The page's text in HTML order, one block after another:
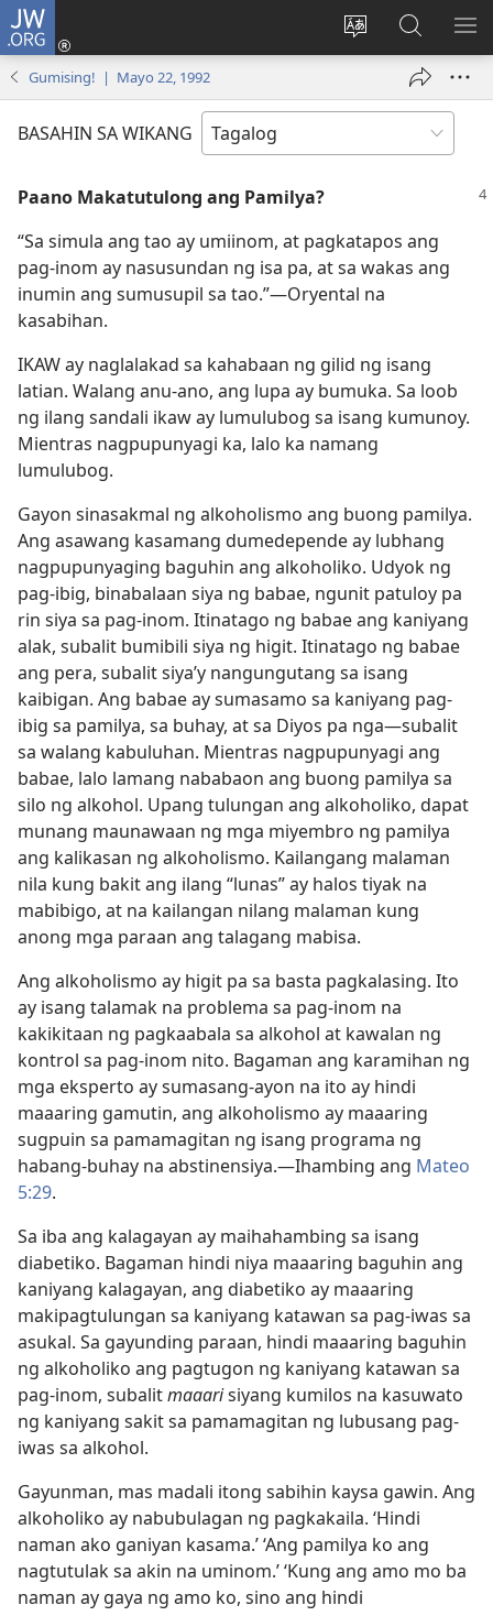
JW.ORG
Baguhin
ng
Mag-
log
bubukas
sa
JW.ORG
Gumising! | Mayo 22, 1992
BASAHIN SA WIKANG
Paano Makatutulong ang Pamilya?
“Sa simula ang tao ay umiinom, at pagkatapos ang
pag-inom ay nasusundan ng isa pa, at sa wakas ang
inumin ang sumusupil sa tao.”​—Oryental na
kasabihan.
IKAW ay naglalakad sa kahabaan ng gilid ng isang
latian. Walang anu-ano, ang lupa ay bumuka. Sa loob
ng ilang sandali ikaw ay lumulubog sa isang kumunoy.
Mientras nagpupunyagi ka, lalo ka namang
lumulubog.
Gayon sinasakmal ng alkoholismo ang buong pamilya.
Ang asawang kasamang dumedepende ay lubhang
nagpupunyaging baguhin ang alkoholiko. Udyok ng
pag-ibig, binabalaan siya ng babae, ngunit patuloy pa
rin siya sa pag-inom. Itinatago ng babae ang kaniyang
alak, subalit bumibili siya ng higit. Itinatago ng babae
ang pera, subalit siya’y nangungutang sa isang
kaibigan. Ang babae ay sumasamo sa kaniyang pag-
ibig sa pamilya, sa buhay, at sa Diyos pa nga​—subalit
sa walang kabuluhan. Mientras nagpupunyagi ang
babae, lalo lamang nababaon ang buong pamilya sa
silo ng alkohol. Upang tulungan ang alkoholiko, dapat
munang maunawaan ng mga miyembro ng pamilya
ang kalikasan ng alkoholismo. Kailangang malaman
nila kung bakit ang ilang “lunas” ay halos tiyak na
mabibigo, at na kailangan nilang malaman kung
anong mga paraan ang talagang mabisa.
Ang alkoholismo ay higit pa sa basta pagkalasing. Ito
ay isang talamak na problema sa pag-inom na
kakikitaan ng pagkaabala sa alkohol at kawalan ng
kontrol sa pag-inom nito. Bagaman ang karamihan ng
mga eksperto ay sumasang-ayon na ito ay hindi
maaaring gamutin, ang alkoholismo ay maaaring
sugpuin sa pamamagitan ng isang programa ng
habang-buhay na abstinensiya.​—Ihambing ang Mateo
5:29.
Sa iba ang kalagayan ay maihahambing sa isang
diabetiko. Bagaman hindi niya maaaring baguhin ang
kaniyang kalagayan, ang diabetiko ay maaaring
makipagtulungan sa kaniyang katawan sa pag-iwas sa
asukal. Sa gayunding paraan, hindi maaaring baguhin
ng alkoholiko ang pagtugon ng kaniyang katawan sa
pag-inom, subalitmaaarisiyang kumilos na kasuwato
ng kaniyang sakit sa pamamagitan ng lubusang pag-
iwas sa alkohol.
Gayunman, mas madali itong sabihin kaysa gawin. Ang
alkoholiko ay nabubulagan ng pagkakaila. ‘Hindi
naman ako ganiyan kasama.’ ‘Ang pamilya ko ang
nagtutulak sa akin na uminom.’ ‘Kung ang amo mo ba
naman ay gaya ng amo ko, sino ang hindi